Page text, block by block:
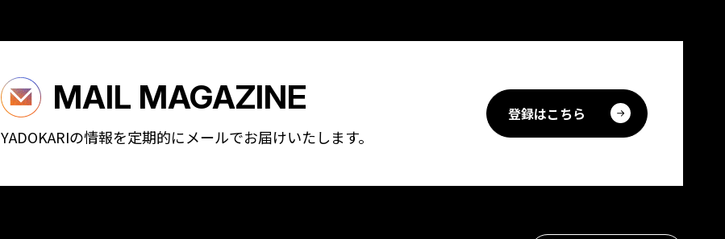
MAIL MAGAZINE
YADOKARIの情報を定期的にメールでお届けいたします。
登録はこちら